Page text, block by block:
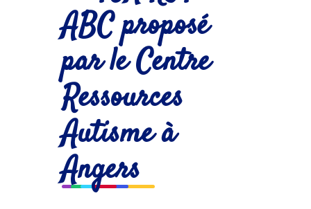
ABC proposé
par le Centre
Ressources
Autisme à
Angers